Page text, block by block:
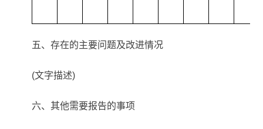
五、存在的主要问题及改进情况
(文字描述)
六、其他需要报告的事项